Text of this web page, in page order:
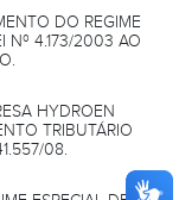
DO REGIME
Nº 4.173/2003 AO
HYDROEN
TRIBUTÁRIO
08.